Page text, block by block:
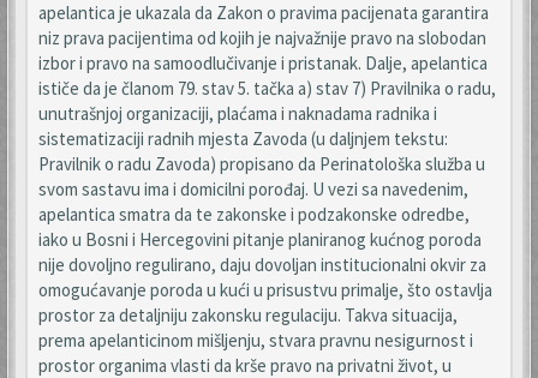
apelantica je ukazala da Zakon o pravima pacijenata garantira
niz prava pacijentima od kojih je najvažnije pravo na slobodan
izbor i pravo na samoodlučivanje i pristanak. Dalje, apelantica
ističe da je članom 79. stav 5. tačka a) stav 7) Pravilnika o radu,
unutrašnjoj organizaciji, plaćama i naknadama radnika i
sistematizaciji radnih mjesta Zavoda (u daljnjem tekstu:
Pravilnik o radu Zavoda) propisano da Perinatološka služba u
svom sastavu ima i domicilni porođaj. U vezi sa navedenim,
apelantica smatra da te zakonske i podzakonske odredbe,
iako u Bosni i Hercegovini pitanje planiranog kućnog poroda
nije dovoljno regulirano, daju dovoljan institucionalni okvir za
omogućavanje poroda u kući u prisustvu primalje, što ostavlja
prostor za detaljniju zakonsku regulaciju. Takva situacija,
prema apelanticinom mišljenju, stvara pravnu nesigurnost i
prostor organima vlasti da krše pravo na privatni život, u